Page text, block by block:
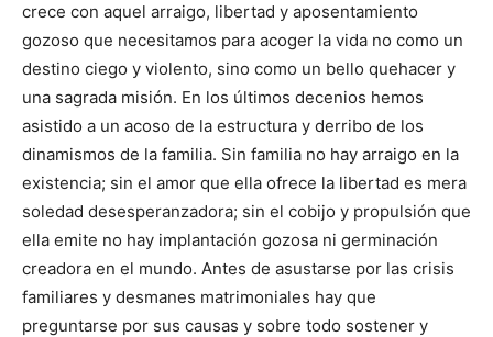
crece con aquel arraigo, libertad y aposentamiento
gozoso que necesitamos para acoger la vida no como un
destino ciego y violento, sino como un bello quehacer y
una sagrada misión. En los últimos decenios hemos
asistido a un acoso de la estructura y derribo de los
dinamismos de la familia. Sin familia no hay arraigo en la
existencia; sin el amor que ella ofrece la libertad es mera
soledad desesperanzadora; sin el cobijo y propulsión que
ella emite no hay implantación gozosa ni germinación
creadora en el mundo. Antes de asustarse por las crisis
familiares y desmanes matrimoniales hay que
preguntarse por sus causas y sobre todo sostener y